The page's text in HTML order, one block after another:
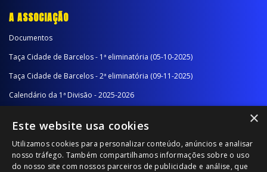
A ASSOCIAÇÃO
Documentos
Taça Cidade de Barcelos - 1ª eliminatória (05-10-2025)
Taça Cidade de Barcelos - 2ª eliminatória (09-11-2025)
Calendário da 1ª Divisão - 2025-2026
Calendário da 2ª Divisão - Série B - 2025-2026
Calendário da Época
×
Este website usa cookies
Utilizamos cookies para personalizar conteúdo, anúncios e analisar
nosso tráfego. Também compartilhamos informações sobre o uso
do nosso site com nossos parceiros de publicidade e análise, que